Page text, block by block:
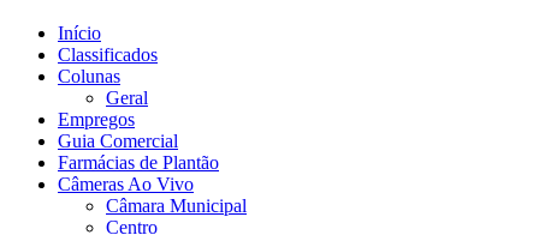
Início
Classificados
Colunas
Geral
Empregos
Guia Comercial
Farmácias de Plantão
Câmeras Ao Vivo
Câmara Municipal
Centro